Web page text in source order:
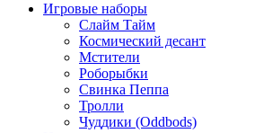
Игровые наборы
Слайм Тайм
Космический десант
Мстители
Роборыбки
Свинка Пеппа
Тролли
Чуддики (Oddbods)